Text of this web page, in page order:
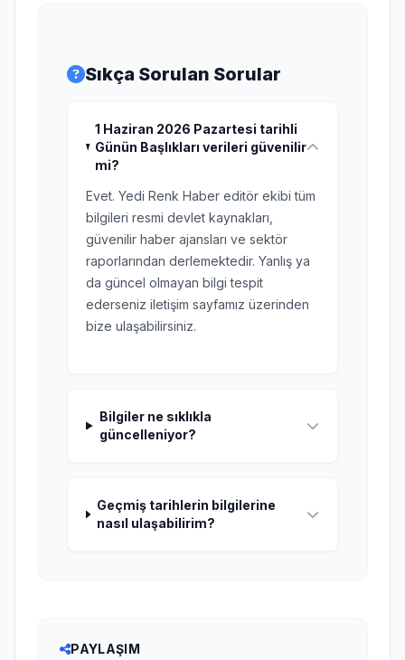
Sıkça Sorulan Sorular
1 Haziran 2026 Pazartesi tarihli
Günün Başlıkları verileri güvenilir
mi?
Evet. Yedi Renk Haber editör ekibi tüm
bilgileri resmi devlet kaynakları,
güvenilir haber ajansları ve sektör
raporlarından derlemektedir. Yanlış ya
da güncel olmayan bilgi tespit
ederseniz iletişim sayfamız üzerinden
bize ulaşabilirsiniz.
Bilgiler ne sıklıkla
güncelleniyor?
Geçmiş tarihlerin bilgilerine
nasıl ulaşabilirim?
PAYLAŞIM